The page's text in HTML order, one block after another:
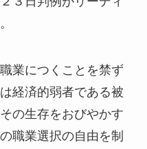
業につくことを禁ず
経済的弱者である被
の生存をおびやかす
職業選択の自由を制